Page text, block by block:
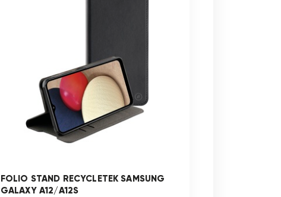
FOLIO STAND RECYCLETEK SAMSUNG
GALAXY A12/A12S